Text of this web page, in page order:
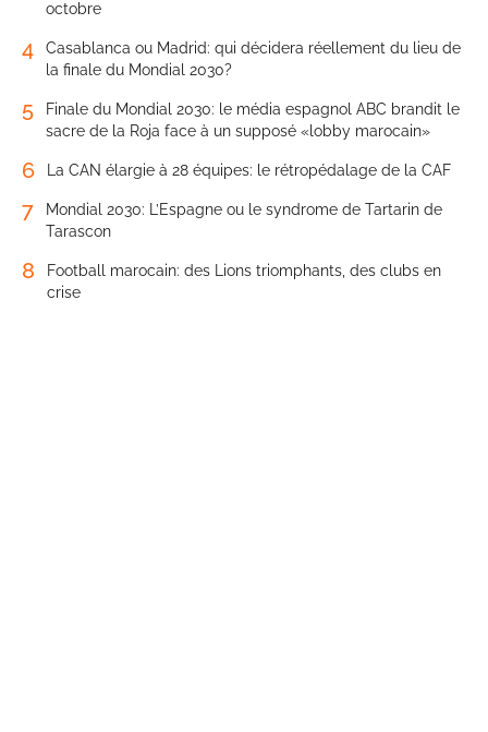
octobre
4
Casablanca ou Madrid: qui décidera réellement du lieu de
la finale du Mondial 2030?
5
Finale du Mondial 2030: le média espagnol ABC brandit le
sacre de la Roja face à un supposé «lobby marocain»
6 La CAN élargie à 28 équipes: le rétropédalage de la CAF
7
Mondial 2030: L’Espagne ou le syndrome de Tartarin de
Tarascon
8
Football marocain: des Lions triomphants, des clubs en
crise